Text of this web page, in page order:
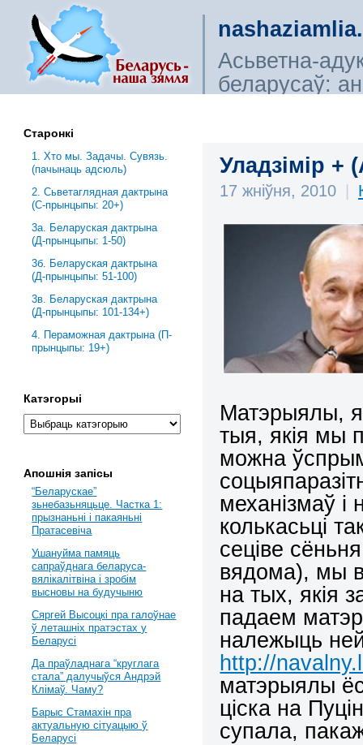
Асьветна-
беларусаў:
Уладзімір +
17 жніўня, 2010 |
Матэрыялы,
тыя, якія мы
можна
механізмаў і
колькасьці
сеціве
вядома), мы
на тых, якія
падаем
належыць
http://
матэрыялы
ціска на
супала,
Старонкі
1. Хто мы. Задачы. Сувязь.
(пачынаць адсюль)
2. Сьветаглядная дактрына
(С-прынцыпы: 20+)
3a. Беларуская дактрына
(Д-прынцыпы: 1-50)
3б. Беларуская дактрына
(Д-прынцыпы: 51-100)
3в. Беларуская дактрына
(Д-прынцыпы: 101-134+)
4. Пераможная дактрына (П-
прынцыпы: 19+)
Катэгорыі
Апошнія запісы
“Беларускае”
зьнебазьняцьце. Частка 1:
прызнаньні і пакаяньні
Пратасевіча
Ушануйма памяць
сапраўднага беларуса-
вялікалітвіна і зробім
высновы на будучыню
Сяргей Высоцкі пра галоўнае
ў леташніх пратэстах у
Беларусі
Да праўладнага “круглага
стала” далучыўся Андрэй
Клімаў. Чаму?
Барыс Стамахін пра
актуальную сітуацыю ў
Беларусі